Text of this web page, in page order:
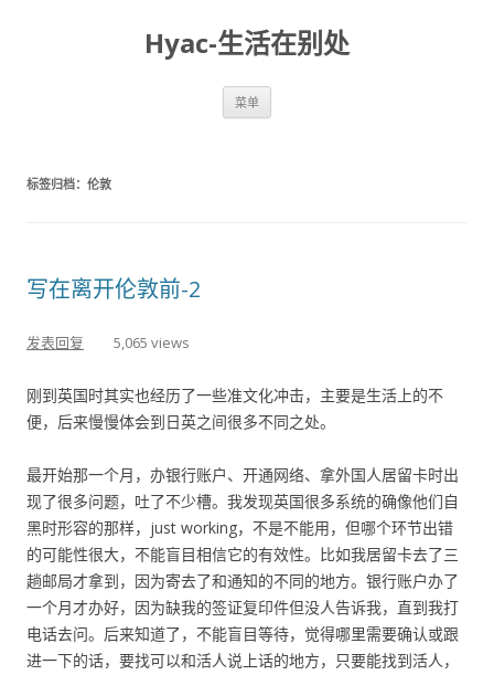
Hyac-生活在别处
菜单
标签归档： 伦敦
写在离开伦敦前-2
发表回复 5,065 views
刚到英国时其实也经历了一些准文化冲击，主要是生活上的不
便，后来慢慢体会到日英之间很多不同之处。
最开始那一个月，办银行账户、开通网络、拿外国人居留卡时出
现了很多问题，吐了不少槽。我发现英国很多系统的确像他们自
黑时形容的那样，just working，不是不能用，但哪个环节出错
的可能性很大，不能盲目相信它的有效性。比如我居留卡去了三
趟邮局才拿到，因为寄去了和通知的不同的地方。银行账户办了
一个月才办好，因为缺我的签证复印件但没人告诉我，直到我打
电话去问。后来知道了，不能盲目等待，觉得哪里需要确认或跟
进一下的话，要找可以和活人说上话的地方，只要能找到活人，